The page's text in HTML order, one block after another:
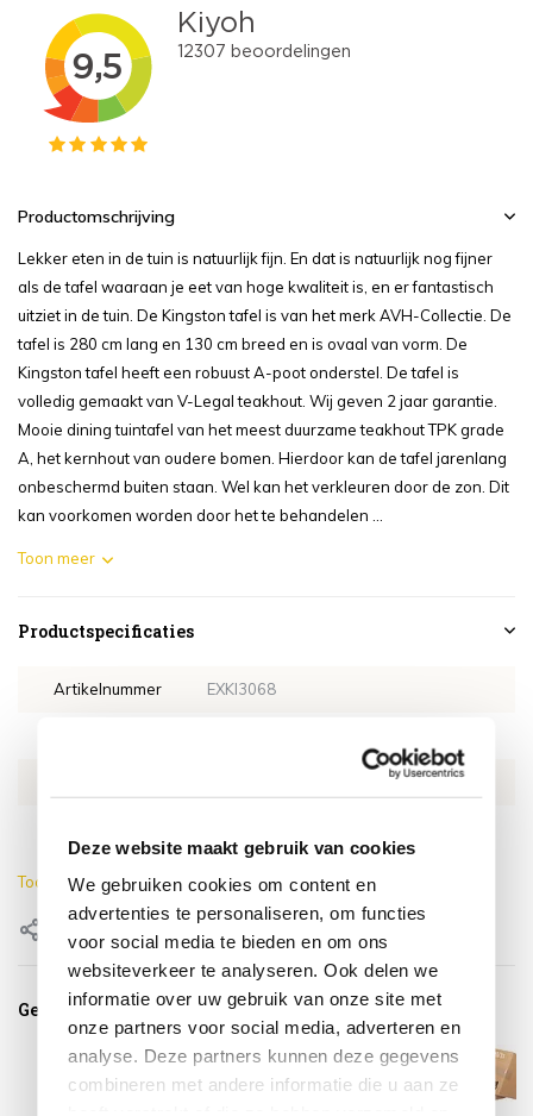
Deze website maakt gebruik van cookies
We gebruiken cookies om content en
advertenties te personaliseren, om functies
voor social media te bieden en om ons
websiteverkeer te analyseren. Ook delen we
informatie over uw gebruik van onze site met
onze partners voor social media, adverteren en
analyse. Deze partners kunnen deze gegevens
combineren met andere informatie die u aan ze
Productomschrijving
Lekker eten in de tuin is natuurlijk fijn. En dat is natuurlijk nog fijner
als de tafel waaraan je eet van hoge kwaliteit is, en er fantastisch
uitziet in de tuin. De Kingston tafel is van het merk AVH-Collectie. De
tafel is 280 cm lang en 130 cm breed en is ovaal van vorm. De
Kingston tafel heeft een robuust A-poot onderstel. De tafel is
volledig gemaakt van V-Legal teakhout. Wij geven 2 jaar garantie.
Mooie dining tuintafel van het meest duurzame teakhout TPK grade
A, het kernhout van oudere bomen. Hierdoor kan de tafel jarenlang
onbeschermd buiten staan. Wel kan het verkleuren door de zon. Dit
kan voorkomen worden door het te behandelen ...
Toon meer
Productspecificaties
Artikelnummer EXKI3068
Toon meer
Gerelateerde producten